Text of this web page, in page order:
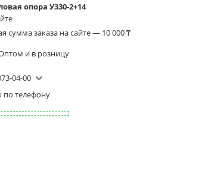
опора У330-2+14
сумма заказа на сайте — 10 000 ₸
и в розницу
04-00
по телефону